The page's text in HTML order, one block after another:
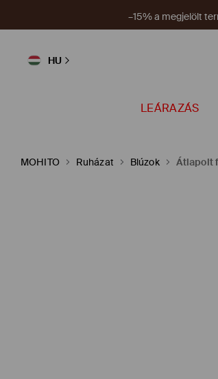
–1495 HUF a
HU
LEÁRAZÁS
MOHITO Ruházat Blúzok Átlapolt